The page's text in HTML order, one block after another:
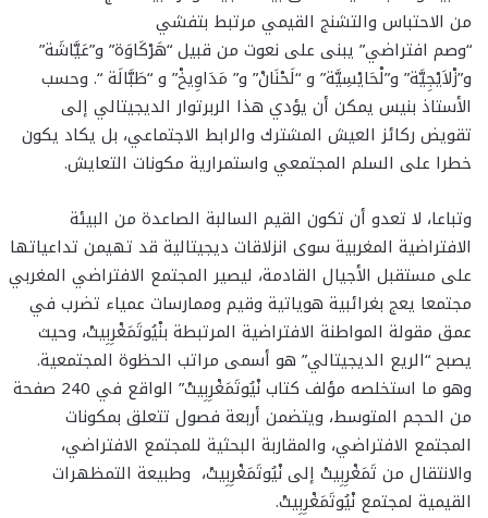
من الاحتباس والتشنج القيمي مرتبط بتفشي
“وصم افتراضي” يبنى على نعوت من قبيل “هَرْكَاوَة” و”عَيَّاشَة”
و”زْلاَيْجِيَّة” و”لْحَايْسِيَّة” و “لَحْنَانْ” و” مَدَاوِيخْ” و “طَبَّالَة “. وحسب
الأستاذ بنيس يمكن أن يؤدي هذا الربرتوار الديجيتالي إلى
تقويض ركائز العيش المشترك والرابط الاجتماعي، بل يكاد يكون
خطرا على السلم المجتمعي واستمرارية مكونات التعايش.
وتباعا، لا تعدو أن تكون القيم السالبة الصاعدة من البيئة
الافتراضية المغربية سوى انزلاقات ديجيتالية قد تهيمن تداعياتها
على مستقبل الأجيال القادمة، ليصير المجتمع الافتراضي المغربي
مجتمعا يعج بغرائبية هوياتية وقيم وممارسات عمياء تضرب في
عمق مقولة المواطنة الافتراضية المرتبطة بنْيُوتَمَغْرِبِيتْ، وحيث
يصبح “الريع الديجيتالي” هو أسمى مراتب الحظوة المجتمعية.
وهو ما استخلصه مؤلف كتاب نْيُوتَمَغْرِبِيتْ” الواقع في 240 صفحة
من الحجم المتوسط، ويتضمن أربعة فصول تتعلق بمكونات
المجتمع الافتراضي، والمقاربة البحثية للمجتمع الافتراضي،
والانتقال من تَمَغْرِبِيتْ إلى نْيُوتَمَغْرِبِيتْ، وطبيعة التمظهرات
القيمية لمجتمع نْيُوتَمَغْرِبِيتْ.